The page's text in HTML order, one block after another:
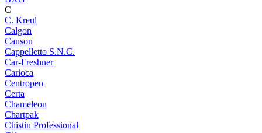
C
C. Kreul
Calgon
Canson
Cappelletto S.N.C.
Car-Freshner
Carioca
Centropen
Certa
Chameleon
Chartpak
Chistin Professional